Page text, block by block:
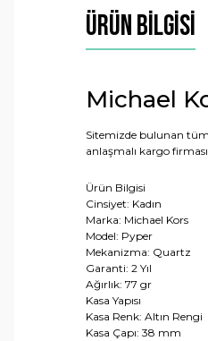
Ürün Bilgisi
Michael
Sitemizde bulunan tüm
anlaşmalı kargo
Ürün Bilgisi
Cinsiyet: Kadın
Marka: Michael Kors
Model: Pyper
Mekanizma: Quartz
Garanti: 2 Yıl
Ağırlık: 77 gr
Kasa Yapısı
Kasa Renk: Altın Rengi
Kasa Çapı: 38 mm